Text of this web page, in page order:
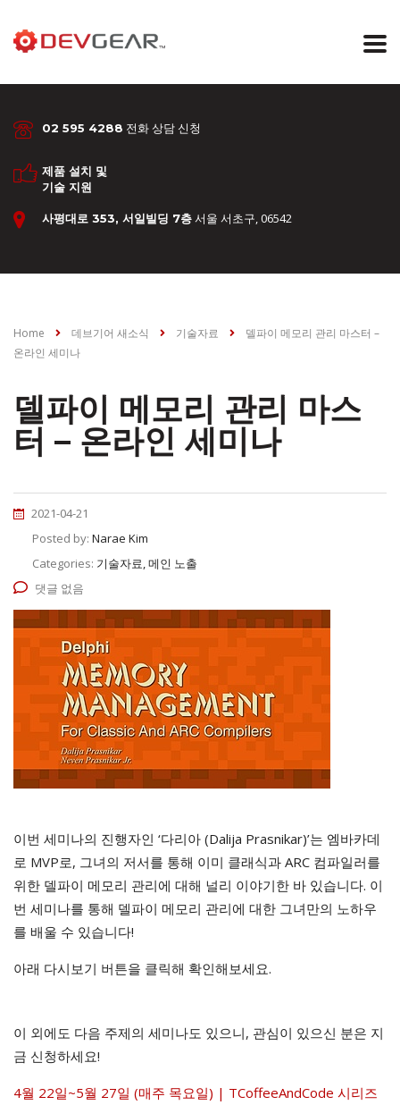
02 595 4288 전화 상담 신청
제품 설치 및
기술 지원
사평대로 353, 서일빌딩 7층서울 서초구, 06542
Home 데브기어 새소식 기술자료
델파이 메모리 관리 마스터 –
온라인 세미나
델파이 메모리 관리 마스
터 – 온라인 세미나
2021-04-21
Posted by: Narae Kim
Categories: 기술자료, 메인 노출
댓글 없음
이번 세미나의 진행자인 ‘다리아 (Dalija Prasnikar)’는 엠바카데
로 MVP로, 그녀의 저서를 통해 이미 클래식과 ARC 컴파일러를
위한 델파이 메모리 관리에 대해 널리 이야기한 바 있습니다. 이
번 세미나를 통해 델파이 메모리 관리에 대한 그녀만의 노하우
를 배울 수 있습니다!
아래 다시보기 버튼을 클릭해 확인해보세요.
이 외에도 다음 주제의 세미나도 있으니, 관심이 있으신 분은 지
금 신청하세요!
4월 22일~5월 27일 (매주 목요일) | TCoffeeAndCode 시리즈